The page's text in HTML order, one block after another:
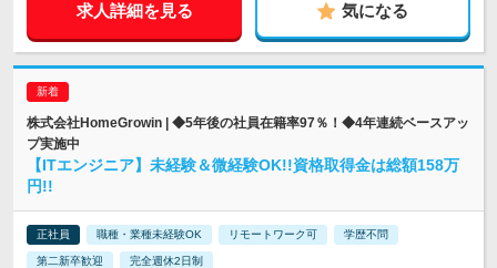
求人詳細を見る 気になる
株式会社HomeGrowin | ◆5年後の社員在籍率97％！◆4年連続ベースアッ
プ実施中
【ITエンジニア】未経験＆微経験OK!!資格取得金は総額158万
円!!
正社員 職種・業種未経験OK リモートワーク可 学歴不問
第二新卒歓迎 完全週休2日制